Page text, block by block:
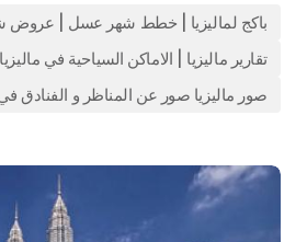
باكج لماليزيا | خطط شهر عسل | عروض
تقارير ماليزيا | الاماكن السياحية في ماليزيا
صور ماليزيا صور عن المناظر و الفنادق في